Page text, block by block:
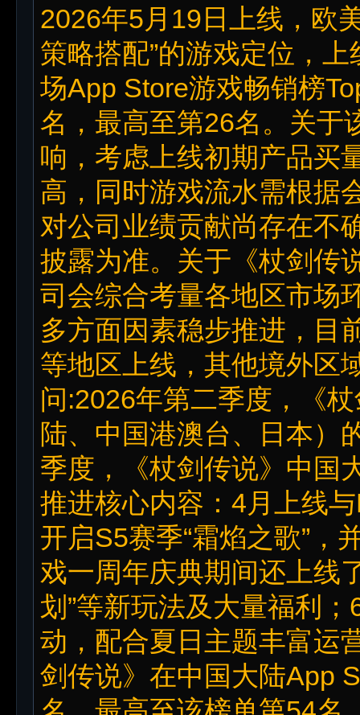
2026年5月19日上线，欧
策略搭配”的游戏定位，
场App Store游戏畅销榜
名，最高至第26名。关于
响，考虑上线初期产品买
高，同时游戏流水需根据
对公司业绩贡献尚存在不
披露为准。关于《杖剑传
司会综合考量各地区市场
多方面因素稳步推进，目
等地区上线，其他境外区
问:2026年第二季度，《
陆、中国港澳台、日本）
季度，《杖剑传说》中国
推进核心内容：4月上线
开启S5赛季“霜焰之歌”，
戏一周年庆典期间还上线
划”等新玩法及大量福利
动，配合夏日主题丰富运
剑传说》在中国大陆App